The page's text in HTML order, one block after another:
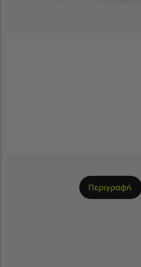
Περιγραφή